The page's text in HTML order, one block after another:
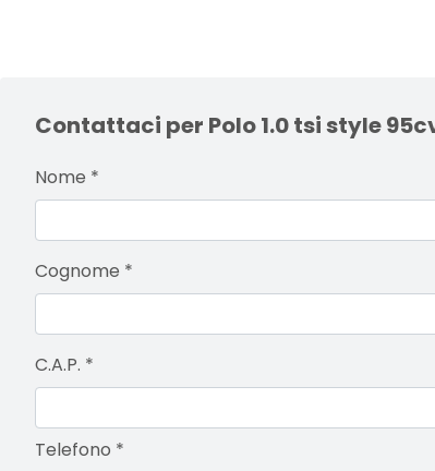
Contattaci per Polo 1.0 tsi style
Nome *
Cognome *
C.A.P. *
Telefono *